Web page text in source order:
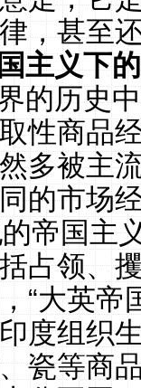
，甚至
主义下
的历史
性商品
多被主
的市场
帝国主
占领、
“大英帝
度组织
、瓷等商